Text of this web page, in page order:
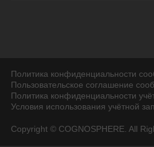
Политика конфиденциальности
Пользовательское соглашение
Политика конфиденциальности
Условия использования учётной
Copyright © COGNOSPHERE. All